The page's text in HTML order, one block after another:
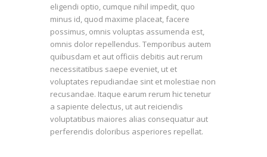
eligendi optio, cumque nihil impedit, quo
minus id, quod maxime placeat, facere
possimus, omnis voluptas assumenda est,
omnis dolor repellendus. Temporibus autem
quibusdam et aut officiis debitis aut rerum
necessitatibus saepe eveniet, ut et
voluptates repudiandae sint et molestiae non
recusandae. Itaque earum rerum hic tenetur
a sapiente delectus, ut aut reiciendis
voluptatibus maiores alias consequatur aut
perferendis doloribus asperiores repellat.